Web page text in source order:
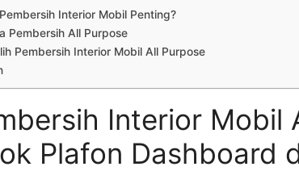
Interior Mobil Penting?
Pembersih All Purpose
Pembersih Interior Mobil All Purpose
Interior Mobil
Plafon Dashboard